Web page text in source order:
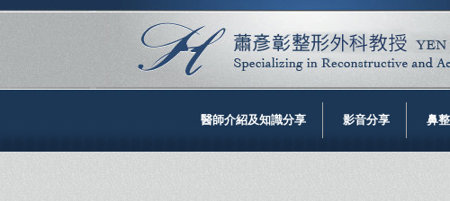
醫師介紹及知識分享 影音分享 鼻